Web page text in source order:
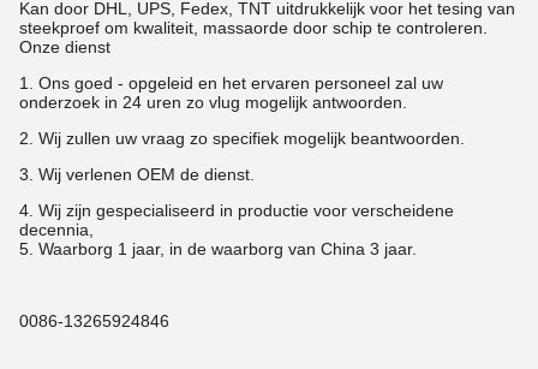
Kan door DHL, UPS, Fedex, TNT uitdrukkelijk voor het tesing van
steekproef om kwaliteit, massaorde door schip te controleren.
Onze dienst
1. Ons goed - opgeleid en het ervaren personeel zal uw
onderzoek in 24 uren zo vlug mogelijk antwoorden.
2. Wij zullen uw vraag zo specifiek mogelijk beantwoorden.
3. Wij verlenen OEM de dienst.
4. Wij zijn gespecialiseerd in productie voor verscheidene
decennia,
5. Waarborg 1 jaar, in de waarborg van China 3 jaar.
0086-13265924846